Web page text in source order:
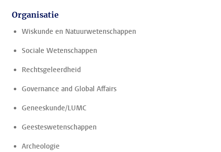
Organisatie
Wiskunde en Natuurwetenschappen
Sociale Wetenschappen
Rechtsgeleerdheid
Governance and Global Affairs
Geneeskunde/LUMC
Geesteswetenschappen
Archeologie